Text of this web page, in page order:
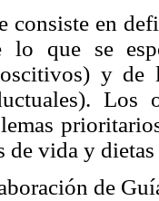
consiste en
lo que se
y de
Los
de vida y dietas
de